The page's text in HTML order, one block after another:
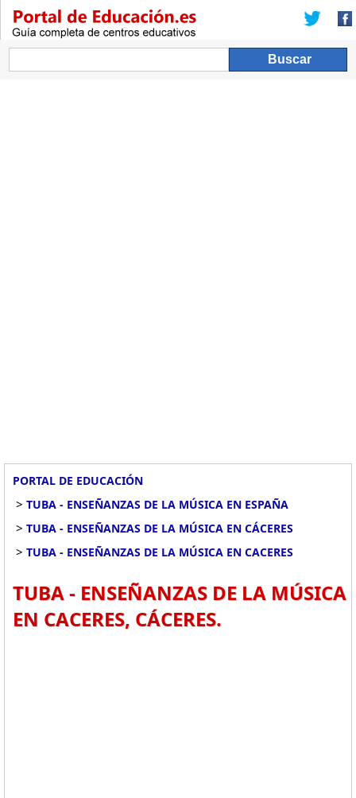
PORTAL DE EDUCACIÓN
> TUBA - ENSEÑANZAS DE LA MÚSICA EN ESPAÑA
> TUBA - ENSEÑANZAS DE LA MÚSICA EN CÁCERES
> TUBA - ENSEÑANZAS DE LA MÚSICA EN CACERES
TUBA - ENSEÑANZAS DE LA MÚSICA
EN CACERES, CÁCERES.